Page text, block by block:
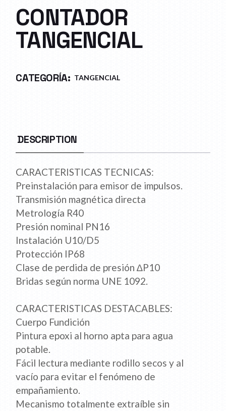
CONTADOR
TANGENCIAL
CATEGORÍA: TANGENCIAL
DESCRIPTION
CARACTERISTICAS TECNICAS:
Preinstalación para emisor de impulsos.
Transmisión magnética directa
Metrología R40
Presión nominal PN16
Instalación U10/D5
Protección IP68
Clase de perdida de presión ∆P10
Bridas según norma UNE 1092.
CARACTERISTICAS DESTACABLES:
Cuerpo Fundición
Pintura epoxi al horno apta para agua
potable.
Fácil lectura mediante rodillo secos y al
vacío para evitar el fenómeno de
empañamiento.
Mecanismo totalmente extraíble sin